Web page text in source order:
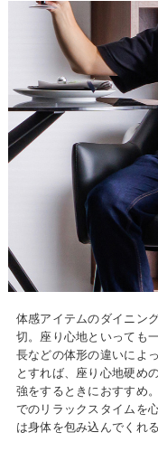
体感アイテムのダイニン
切。座り心地といっても
長などの体形の違いによ
とすれば、座り心地硬め
強をするときにおすすめ
でのリラックスタイムを
は身体を包み込んでくれ